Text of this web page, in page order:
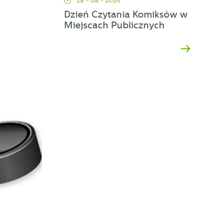
Dzień Czytania Komiksów w
Miejscach Publicznych